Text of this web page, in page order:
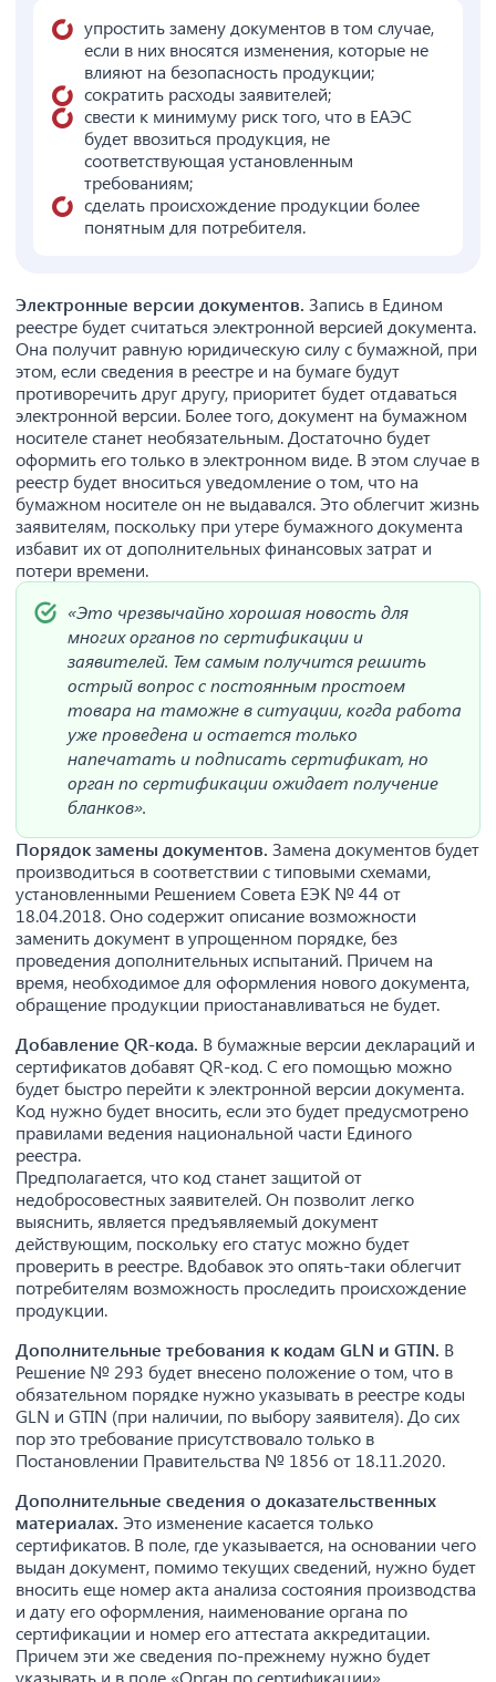
упростить замену документов в том случае,
если в них вносятся изменения, которые не
влияют на безопасность продукции;
сократить расходы заявителей;
свести к минимуму риск того, что в ЕАЭС
будет ввозиться продукция, не
соответствующая установленным
требованиям;
сделать происхождение продукции более
понятным для потребителя.
Электронные версии документов. Запись в Едином
реестре будет считаться электронной версией документа.
Она получит равную юридическую силу с бумажной, при
этом, если сведения в реестре и на бумаге будут
противоречить друг другу, приоритет будет отдаваться
электронной версии. Более того, документ на бумажном
носителе станет необязательным. Достаточно будет
оформить его только в электронном виде. В этом случае в
реестр будет вноситься уведомление о том, что на
бумажном носителе он не выдавался. Это облегчит жизнь
заявителям, поскольку при утере бумажного документа
избавит их от дополнительных финансовых затрат и
потери времени.
«Это чрезвычайно хорошая новость для
многих органов по сертификации и
заявителей. Тем самым получится решить
острый вопрос с постоянным простоем
товара на таможне в ситуации, когда работа
уже проведена и остается только
напечатать и подписать сертификат, но
орган по сертификации ожидает получение
бланков».
Порядок замены документов. Замена документов будет
производиться в соответствии с типовыми схемами,
установленными Решением Совета ЕЭК № 44 от
18.04.2018. Оно содержит описание возможности
заменить документ в упрощенном порядке, без
проведения дополнительных испытаний. Причем на
время, необходимое для оформления нового документа,
обращение продукции приостанавливаться не будет.
Добавление QR-кода. В бумажные версии деклараций и
сертификатов добавят QR-код. С его помощью можно
будет быстро перейти к электронной версии документа.
Код нужно будет вносить, если это будет предусмотрено
правилами ведения национальной части Единого
реестра.
Предполагается, что код станет защитой от
недобросовестных заявителей. Он позволит легко
выяснить, является предъявляемый документ
действующим, поскольку его статус можно будет
проверить в реестре. Вдобавок это опять-таки облегчит
потребителям возможность проследить происхождение
продукции.
Дополнительные требования к кодам GLN и GTIN. В
Решение № 293 будет внесено положение о том, что в
обязательном порядке нужно указывать в реестре коды
GLN и GTIN (при наличии, по выбору заявителя). До сих
пор это требование присутствовало только в
Постановлении Правительства № 1856 от 18.11.2020.
Дополнительные сведения о доказательственных
материалах. Это изменение касается только
сертификатов. В поле, где указывается, на основании чего
выдан документ, помимо текущих сведений, нужно будет
вносить еще номер акта анализа состояния производства
и дату его оформления, наименование органа по
сертификации и номер его аттестата аккредитации.
Причем эти же сведения по-прежнему нужно будет
указывать и в поле «Орган по сертификации».